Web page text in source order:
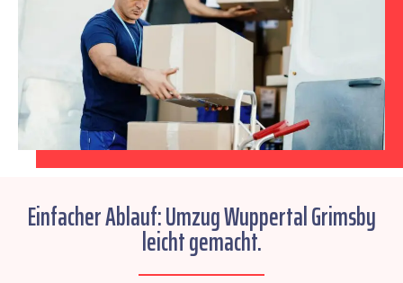
Einfacher Ablauf: Umzug Wuppertal Grimsby
leicht gemacht.